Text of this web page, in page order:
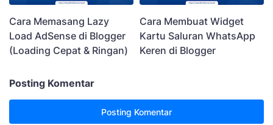
Cara Memasang Lazy
Load AdSense di Blogger
(Loading Cepat & Ringan)
Cara Membuat Widget
Kartu Saluran WhatsApp
Keren di Blogger
Posting Komentar
Posting Komentar